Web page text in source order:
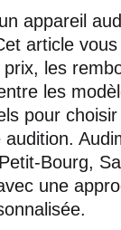
appareil
article
les
les
pour
Bourg,
une